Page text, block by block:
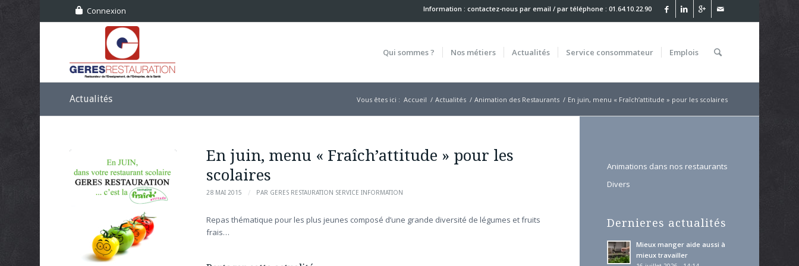
Connexion Information : contactez-nous par email / par téléphone : 01.64.10.22.90
Qui sommes ? Nos métiers Actualités Service consommateur Emplois
Actualités Vous êtes ici : Accueil / Actualités / Animation des Restaurants / En juin, menu « Fraîch’attitude » pour les scolaires
En juin, menu « Fraîch’attitude » pour les
scolaires
28 MAI 2015 / PAR GERES RESTAURATION SERVICE INFORMATION
Repas thématique pour les plus jeunes composé d’une grande diversité de légumes et fruits
frais…
Animations dans nos restaurants
Divers
Dernieres actualités
Mieux manger aide aussi à
mieux travailler